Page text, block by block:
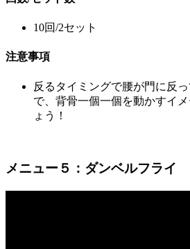
10回/2セット
注意事項
反るタイミングで腰が門に反
で、背骨一個一個を動かすイ
ょう！
メニュー５：ダンベルフライ